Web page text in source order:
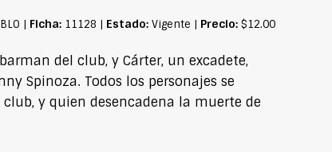
| Ficha: 11128 | Estado: Vigente | Precio: $12.00
del club, y Cárter, un excadete,
Spinoza. Todos los personajes se
y quien desencadena la muerte de